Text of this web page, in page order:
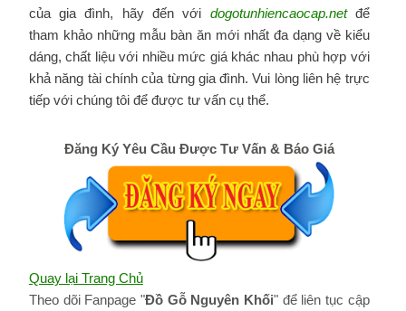
của gia đình, hãy đến với dogotunhiencaocap.netđể
tham khảo những mẫu bàn ăn mới nhất đa dạng về kiểu
dáng, chất liệu với nhiều mức giá khác nhau phù hợp với
khả năng tài chính của từng gia đình. Vui lòng liên hệ trực
tiếp với chúng tôi để được tư vấn cụ thể.
Đăng Ký Yêu Cầu Được Tư Vấn & Báo Giá
Quay lại Trang Chủ
Theo dõi Fanpage "Đồ Gỗ Nguyên Khối" để liên tục cập